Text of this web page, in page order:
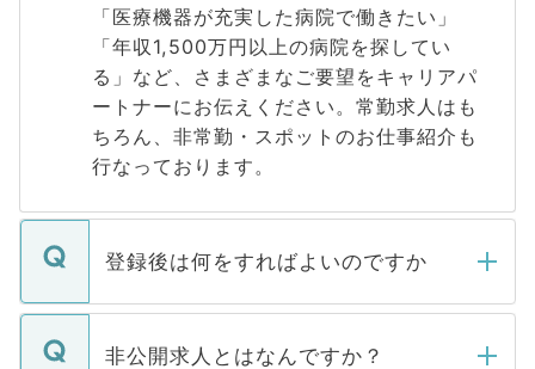
「医療機器が充実した病院で働きたい」
「年収1,500万円以上の病院を探してい
る」など、さまざまなご要望をキャリアパ
ートナーにお伝えください。常勤求人はも
ちろん、非常勤・スポットのお仕事紹介も
行なっております。
登録後は何をすればよいのですか
ご登録いただきましたら、弊社担当者がご
登録内容を確認し、その後メールもしくは
非公開求人とはなんですか？